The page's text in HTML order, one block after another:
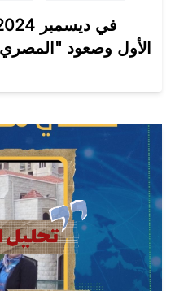
الأول وصعود